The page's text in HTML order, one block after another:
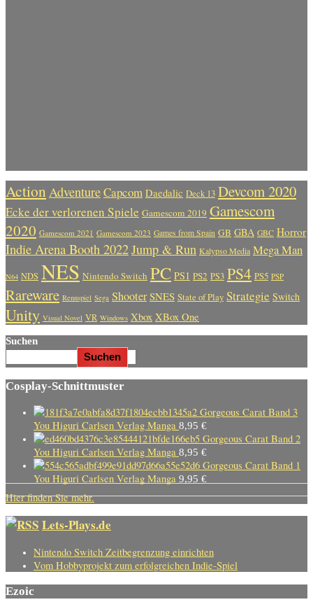
Action AdventureCapcom Daedalic Deck 13 Devcom 2020
Ecke der verlorenen Spiele Gamescom 2019 Gamescom
2020 Gamescom 2021 Gamescom 2023 Games from Spain GB GBA GBC Horror
Indie Arena Booth 2022Jump & Run Kalypso Media Mega Man
N64 NDS NES Nintendo Switch PC PS1 PS2 PS3 PS4 PS5 PSP
Rareware Rennspiel Sega Shooter SNES State of Play Strategie Switch
Unity Visual Novel VR Windows Xbox XBox One
Suchen
Suchen
Cosplay-Schnittmuster
Gorgeous Carat Band 3
You Higuri Carlsen Verlag Manga 8,95 €
Gorgeous Carat Band 2
You Higuri Carlsen Verlag Manga 8,95 €
Gorgeous Carat Band 1
You Higuri Carlsen Verlag Manga 9,95 €
Hier finden Sie mehr.
Lets-Plays.de
Nintendo Switch Zeitbegrenzung einrichten
Vom Hobbyprojekt zum erfolgreichen Indie-Spiel
Ezoic